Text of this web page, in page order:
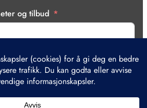
og tilbud
Bekreft